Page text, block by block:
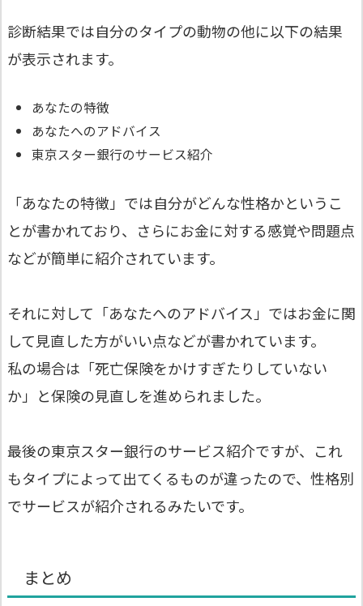
診断結果では自分のタイプの動物の他に以下の結果
が表示されます。
あなたの特徴
あなたへのアドバイス
東京スター銀行のサービス紹介
「あなたの特徴」では自分がどんな性格かというこ
とが書かれており、さらにお金に対する感覚や問題点
などが簡単に紹介されています。
それに対して「あなたへのアドバイス」ではお金に関
して見直した方がいい点などが書かれています。
私の場合は「死亡保険をかけすぎたりしていない
か」と保険の見直しを進められました。
最後の東京スター銀行のサービス紹介ですが、これ
もタイプによって出てくるものが違ったので、性格別
でサービスが紹介されるみたいです。
まとめ